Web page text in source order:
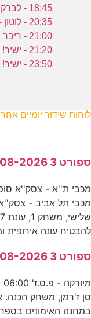
18:45 - לברקוזן - מיינץ
20:35 - לוטון - מנ. סיטי
21:00 - ריבר פלייט - בוקה ג'וניורס
21:20 - ישיר! צ'לסי - לידס משולב
23:50 - ישיר! WTA 500: טורניר סן דייגו
לוחות שידור יומיים
ספורט 3 07-08-2026
מכבי תל אביב - צסק''א
להבטיח עונה אירופית
ספורט 3 06-08-2026
סן ז'רמן, משחק הכנה.